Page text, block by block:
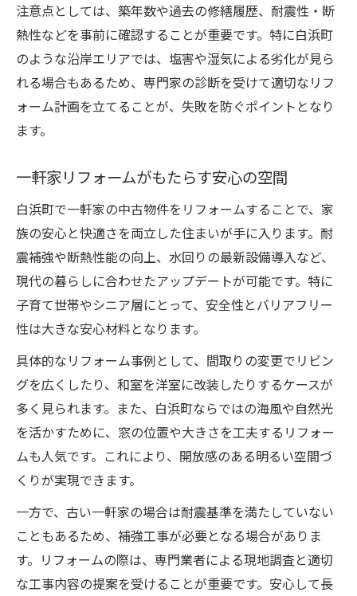
注意点としては、築年数や過去の修繕履歴、耐震性・断
熱性などを事前に確認することが重要です。特に白浜町
のような沿岸エリアでは、塩害や湿気による劣化が見ら
れる場合もあるため、専門家の診断を受けて適切なリフ
ォーム計画を立てることが、失敗を防ぐポイントとなり
ます。
一軒家リフォームがもたらす安心の空間
白浜町で一軒家の中古物件をリフォームすることで、家
族の安心と快適さを両立した住まいが手に入ります。耐
震補強や断熱性能の向上、水回りの最新設備導入など、
現代の暮らしに合わせたアップデートが可能です。特に
子育て世帯やシニア層にとって、安全性とバリアフリー
性は大きな安心材料となります。
具体的なリフォーム事例として、間取りの変更でリビン
グを広くしたり、和室を洋室に改装したりするケースが
多く見られます。また、白浜町ならではの海風や自然光
を活かすために、窓の位置や大きさを工夫するリフォー
ムも人気です。これにより、開放感のある明るい空間づ
くりが実現できます。
一方で、古い一軒家の場合は耐震基準を満たしていない
こともあるため、補強工事が必要となる場合がありま
す。リフォームの際は、専門業者による現地調査と適切
な工事内容の提案を受けることが重要です。安心して長